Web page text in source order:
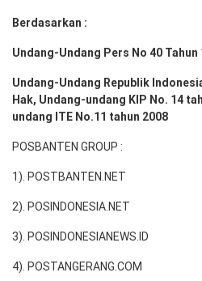
Berdasarkan :
Undang-Undang Pers No 40 Tahun
Undang-Undang Republik
Hak, Undang-undang KIP No. 14
undang ITE No.11 tahun 2008
POSBANTEN GROUP :
1). POSTBANTEN.NET
2). POSINDONESIA.NET
3). POSINDONESIANEWS.ID
4). POSTANGERANG.COM